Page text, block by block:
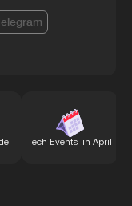
Tech Events in April